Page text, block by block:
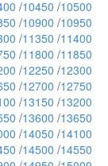
/10450 /10500
/10900 /10950
/11350 /11400
/11800 /11850
/12250 /12300
/12700 /12750
/13150 /13200
/13600 /13650
/14050 /14100
/14500 /14550